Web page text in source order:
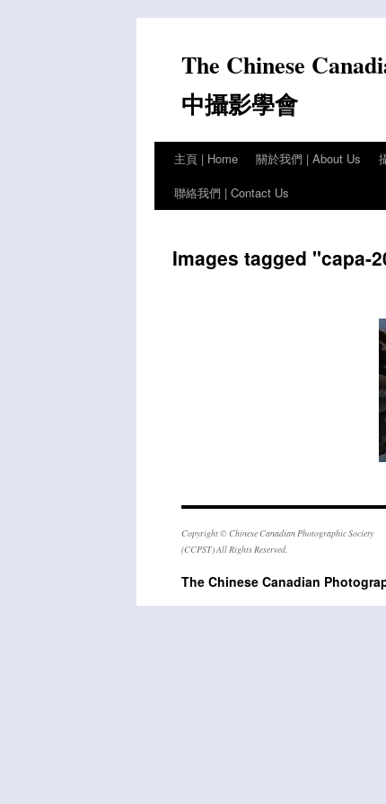
contentThe Chinese
中攝影學會
主頁 | Home 關於我們 | About Us
聯絡我們 | Contact Us
Images tagged "capa-
Copyright © Chinese Canadian Photographic Society
(CCPST) All Rights Reserved.
The Chinese Canadian